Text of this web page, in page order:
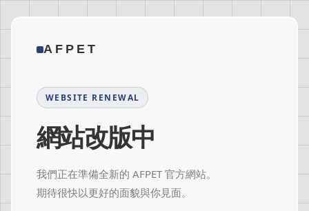
AFPET
WEBSITE RENEWAL
網站改版中
我們正在準備全新的 AFPET 官方網站。
期待很快以更好的面貌與你見面。